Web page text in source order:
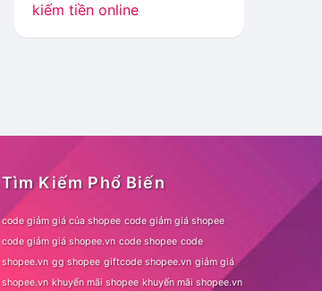
kiếm tiền online
Tìm Kiếm Phổ Biến
code giảm giá của shopee code giảm giá shopee
code giảm giá shopee.vn code shopee code
shopee.vn gg shopee giftcode shopee.vn giảm giá
shopee.vn khuyến mãi shopee khuyến mãi shopee.vn